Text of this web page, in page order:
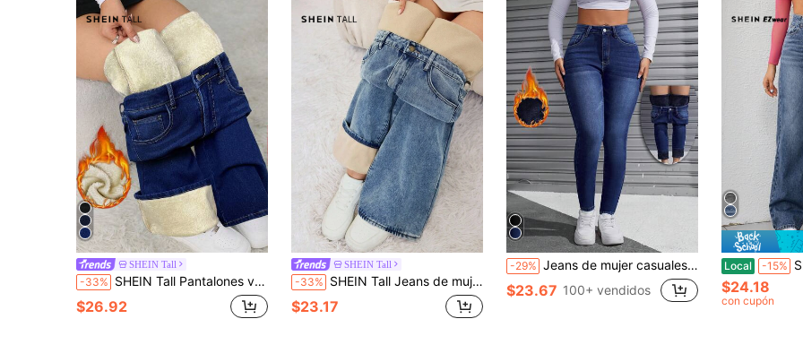
SHEIN Tall
-33% SHEIN Tall Pantalones vaqueros casuales ajustados elásticos acampanados de terciopelo negro para invierno, térmicos, de denim, con forro polar suave tipo teddy, leggings para mujer, ropa para mujeres altas
$26.92
SHEIN Tall
-33% SHEIN Tall Jeans de mujer con bolsillos, pierna ancha, sueltos, casuales, con forro térmico para otoño/invierno, color caqui desgastado, tiro bajo, pierna recta, azul, para mujeres altas
$23.17
-29% Jeans de mujer casuales de invierno con alta elasticidad y ajuste ceñido, tela de mezclilla lavada con forro cálido, adecuados para uso en invierno y vacaciones
$23.67 100+ vendidos
Local -15% SHEIN
$24.18
con cupón